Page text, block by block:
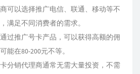
可以选择推广电信、联通、移动等不
满足不同消费者的需求。
过推广号卡产品，可以获得高额的佣
能在80-200元不等。
分销代理商通常无需大量投资，不需